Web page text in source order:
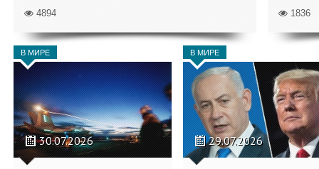
4894 1836
В МИРЕ
30.07.2026
В МИРЕ
29.07.2026